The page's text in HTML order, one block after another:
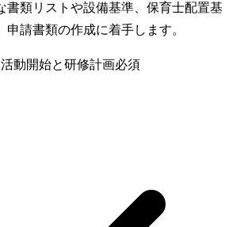
書類リストや設備基準、保育士配置基
請書類の作成に着手します。
動開始と研修計画必須